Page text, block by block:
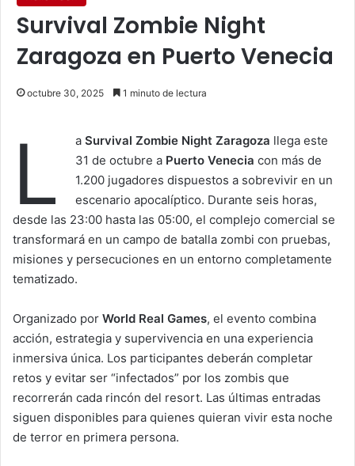
Survival Zombie Night
Zaragoza en Puerto Venecia
octubre 30, 2025 1 minuto de lectura
L a Survival Zombie Night Zaragoza llega este
31 de octubre a Puerto Venecia con más de
1.200 jugadores dispuestos a sobrevivir en un
escenario apocalíptico. Durante seis horas,
desde las 23:00 hasta las 05:00, el complejo comercial se
transformará en un campo de batalla zombi con pruebas,
misiones y persecuciones en un entorno completamente
tematizado.
Organizado por World Real Games, el evento combina
acción, estrategia y supervivencia en una experiencia
inmersiva única. Los participantes deberán completar
retos y evitar ser “infectados” por los zombis que
recorrerán cada rincón del resort. Las últimas entradas
siguen disponibles para quienes quieran vivir esta noche
de terror en primera persona.